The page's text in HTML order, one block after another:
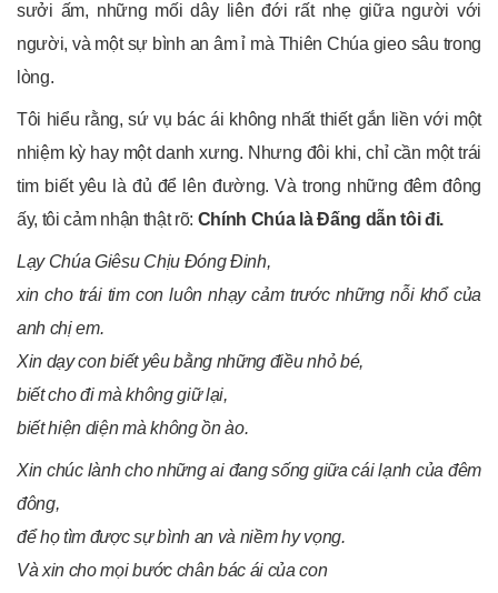
sưởi ấm, những mối dây liên đới rất nhẹ giữa người với
người, và một sự bình an âm ỉ mà Thiên Chúa gieo sâu trong
lòng.
Tôi hiểu rằng, sứ vụ bác ái không nhất thiết gắn liền với một
nhiệm kỳ hay một danh xưng. Nhưng đôi khi, chỉ cần một trái
tim biết yêu là đủ để lên đường. Và trong những đêm đông
ấy, tôi cảm nhận thật rõ: Chính Chúa là Đấng dẫn tôi đi.
Lạy Chúa Giêsu Chịu ĐóngĐinh,
xin cho trái tim con luôn nhạy cảm trước những nỗi khổ của
anh chị em.
Xin dạy con biết yêu bằng những điều nhỏ bé,
biết cho đi mà không giữ lại,
biết hiện diện mà không ồn ào.
Xin chúc lành cho những ai đang sống giữa cái lạnh của đêm
đông,
để họ tìm được sự bình an và niềm hy vọng.
Và xin cho mọi bước chân bác ái của con